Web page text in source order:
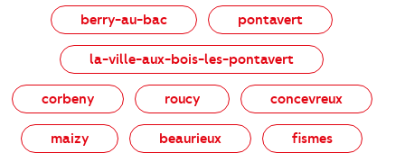
berry-au-bac pontavert
la-ville-aux-bois-les-pontavert
corbeny roucy concevreux
maizy beaurieux fismes